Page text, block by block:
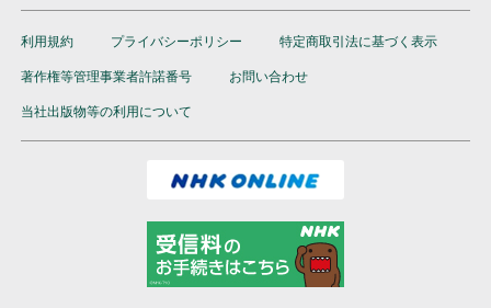
利用規約 プライバシーポリシー 特定商取引法に基づく表示
著作権等管理事業者許諾番号 お問い合わせ
当社出版物等の利用について